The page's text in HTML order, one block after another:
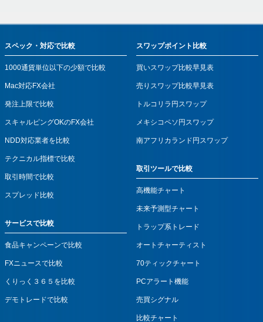
スペック・対応で比較
1000通貨単位以下の少額で比較
Mac対応FX会社
発注上限で比較
スキャルピングOKのFX会社
NDD対応業者を比較
テクニカル指標で比較
取引時間で比較
スプレッド比較
サービスで比較
食品キャンペーンで比較
FXニュースで比較
くりっく３６５を比較
デモトレードで比較
スワップポイント比較
買いスワップ比較早見表
売りスワップ比較早見表
トルコリラ円スワップ
メキシコペソ円スワップ
南アフリカランド円スワップ
取引ツールで比較
高機能チャート
未来予測型チャート
トラップ系トレード
オートチャーティスト
70ティックチャート
PCアラート機能
売買シグナル
比較チャート